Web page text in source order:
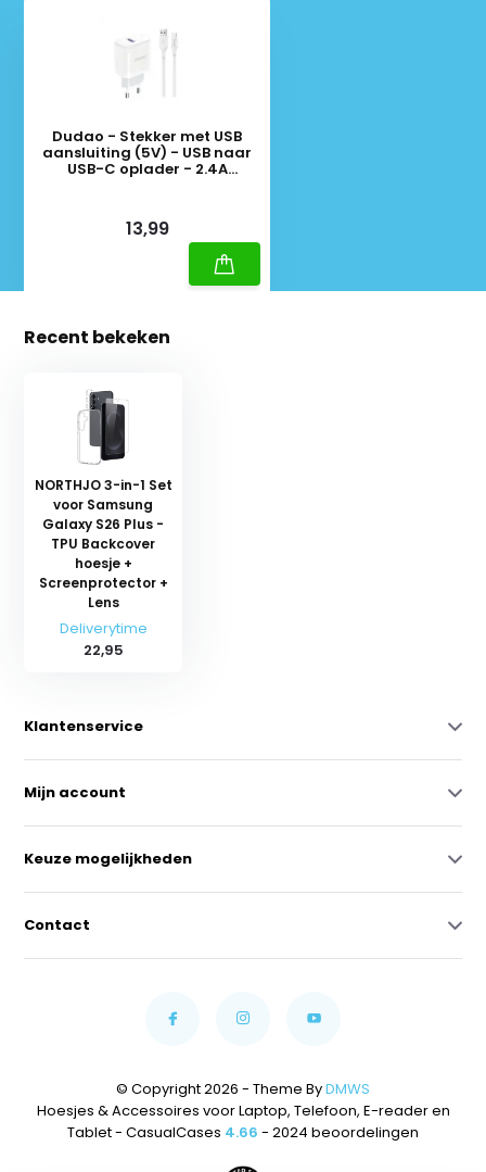
Dudao - Stekker met USB
aansluiting (5V) - USB naar
USB-C oplader - 2.4A
13,99
Recent bekeken
NORTHJO 3-in-1 Set
voor Samsung
Galaxy S26 Plus -
TPU Backcover
hoesje +
Screenprotector +
Lens
Deliverytime
22,95
Klantenservice
Mijn account
Keuze mogelijkheden
Contact
© Copyright 2026 - Theme ByDMWS
Hoesjes & Accessoires voor Laptop, Telefoon, E-reader en
Tablet - CasualCases 4.66 - 2024 beoordelingen